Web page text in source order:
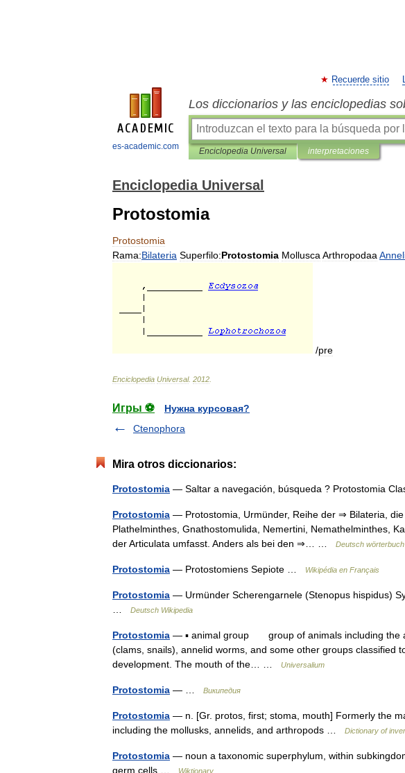
es-academic.com
Recuerde sitio
Los diccionarios y las enciclopedias
Enciclopedia Universal interpretaciones
Enciclopedia Universal
Protostomia
Protostomia
Rama:Bilateria Superfilo:Protostomia Mollusca Arthropodaa
/pre
Enciclopedia Universal. 2012
Игры ⚽
Нужна курсовая?
Ctenophora
Mira otros diccionarios:
Protostomia — Saltar a navegación, búsqueda ? Protostomia
Protostomia — Protostomia, Urmünder, Reihe der ⇒ Bilateria, die
Plathelminthes, Gnathostomulida, Nemertini, Nemathelminthes,
der Articulata umfasst. Anders als bei den ⇒… …
Deutsch
Protostomia — Protostomiens Sepiote … Wikipédia en Français
Protostomia — Urmünder Scherengarnele (Stenopus hispidus)
Deutsch Wikipedia
Protostomia — ▪ animal group group of animals including the
(clams, snails), annelid worms, and some other groups classified
development. The mouth of the… …
Universalium
Protostomia — … Википедия
Protostomia — n. [Gr. protos, first; stoma, mouth] Formerly the
including the mollusks, annelids, and arthropods …
Dictionary of
Protostomia — noun a taxonomic superphylum, within
germ cells …
Wiktionary